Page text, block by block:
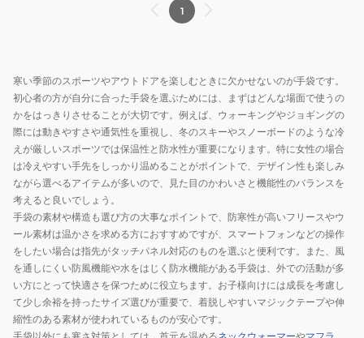
ロ
ー
1
寒い季節のスポーツやアウトドアを楽しむときに欠かせないのが手袋です。
初心者の方が自分に合った手袋を選ぶためには、まずはどんな場面で使うの
かをはっきりさせることが大切です。例えば、ウォーキングやジョギングの
際には動きやすさや通気性を重視し、冬のスキーやスノーボードのような冷
えが厳しいスポーツでは保温性と防水性が重要になります。特に女性の場合
は冷えやすい手先をしっかり温めることがポイントで、デザイン性も楽しみ
ながら選べるアイテムが多いので、見た目のかわいさと機能性のバランスを
考えると良いでしょう。
手袋の素材や構造も選び方の大事なポイントで、防寒性が高いフリースやウ
ール素材は温かさを求める方におすすめですが、スマートフォンなどの操作
をしたい場合は指先がタッチパネル対応のものを選ぶと便利です。また、風
を通しにくい防風機能や水をはじく防水機能がある手袋は、外での活動が多
い方にとって快適さを保つために役立ちます。お子様向けには成長を考慮し
て少し余裕を持ったサイズ選びが重要で、着脱しやすいマジックテープや伸
縮性のある素材が使われているものが安心です。